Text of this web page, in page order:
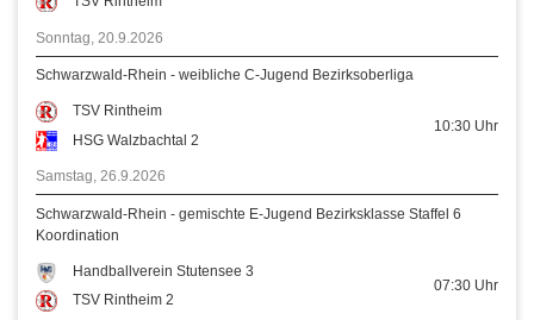
Sonntag, 20.9.2026
Schwarzwald-Rhein - weibliche C-Jugend Bezirksoberliga
TSV Rintheim
HSG Walzbachtal 2
10:30 Uhr
Samstag, 26.9.2026
Schwarzwald-Rhein - gemischte E-Jugend Bezirksklasse Staffel 6
Koordination
Handballverein Stutensee 3
TSV Rintheim 2
07:30 Uhr